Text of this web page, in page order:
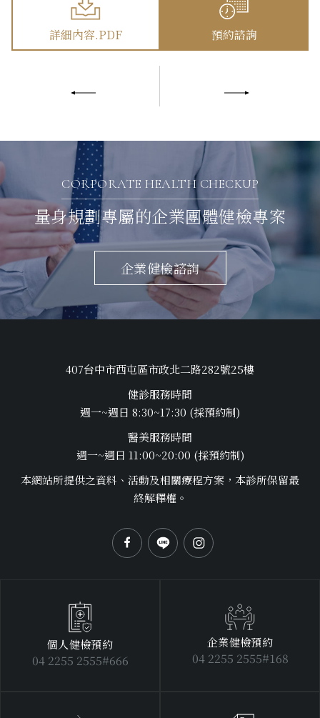
詳細內容.PDF 預約諮詢
CORPORATE HEALTH CHECKUP
量身規劃專屬的企業團體健檢專案
企業健檢諮詢
407台中市西屯區市政北二路282號25樓
健診服務時間
週一~週日 8:30~17:30 (採預約制)
醫美服務時間
週一~週日 11:00~20:00 (採預約制)
本網站所提供之資料、活動及相關療程方案，本診所保留最
終解釋權。
個人健檢預約
04 2255 2555#666
企業健檢預約
04 2255 2555#168